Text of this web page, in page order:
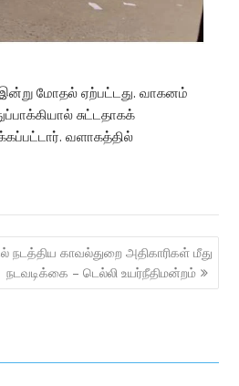
இன்று மோதல் ஏற்பட்டது. வாகனம்
சுட்டதாகக்
வளாகத்தில்
நடத்திய காவல்துறை அதிகாரிகள் மீது
நடவடிக்கை – டெல்லி உயர்நீதிமன்றம்